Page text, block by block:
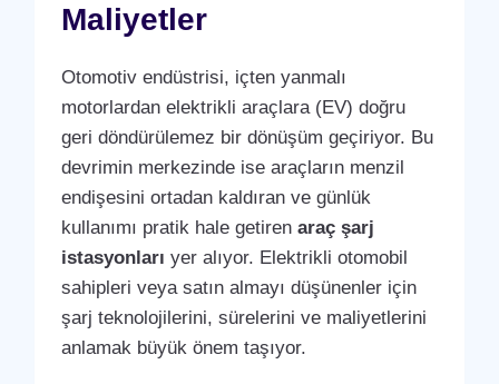
Maliyetler
Otomotiv endüstrisi, içten yanmalı
motorlardan elektrikli araçlara (EV) doğru
geri döndürülemez bir dönüşüm geçiriyor. Bu
devrimin merkezinde ise araçların menzil
endişesini ortadan kaldıran ve günlük
kullanımı pratik hale getiren araç şarj
istasyonları yer alıyor. Elektrikli otomobil
sahipleri veya satın almayı düşünenler için
şarj teknolojilerini, sürelerini ve maliyetlerini
anlamak büyük önem taşıyor.